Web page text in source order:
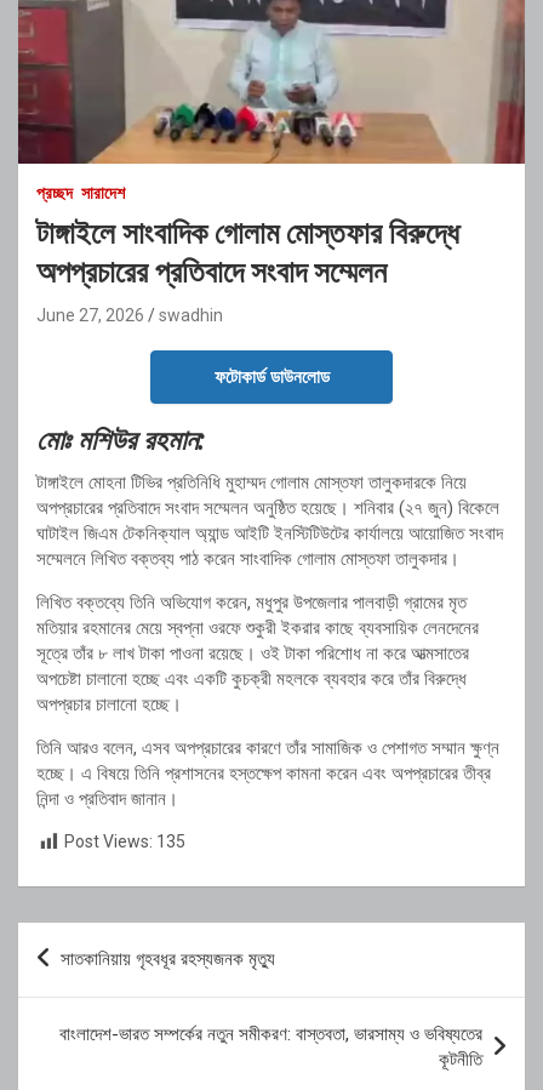
প্রচ্ছদ সারাদেশ
টাঙ্গাইলে সাংবাদিক গোলাম মোস্তফার বিরুদ্ধে
অপপ্রচারের প্রতিবাদে সংবাদ সম্মেলন
June 27, 2026 swadhin
ফটোকার্ড ডাউনলোড
মোঃ মশিউর রহমান:
টাঙ্গাইলে মোহনা টিভির প্রতিনিধি মুহাম্মদ গোলাম মোস্তফা তালুকদারকে নিয়ে
অপপ্রচারের প্রতিবাদে সংবাদ সম্মেলন অনুষ্ঠিত হয়েছে। শনিবার (২৭ জুন) বিকেলে
ঘাটাইল জিএম টেকনিক্যাল অ্যান্ড আইটি ইনস্টিটিউটের কার্যালয়ে আয়োজিত সংবাদ
সম্মেলনে লিখিত বক্তব্য পাঠ করেন সাংবাদিক গোলাম মোস্তফা তালুকদার।
লিখিত বক্তব্যে তিনি অভিযোগ করেন, মধুপুর উপজেলার পালবাড়ী গ্রামের মৃত
মতিয়ার রহমানের মেয়ে স্বপ্না ওরফে শুকুরী ইকরার কাছে ব্যবসায়িক লেনদেনের
সূত্রে তাঁর ৮ লাখ টাকা পাওনা রয়েছে। ওই টাকা পরিশোধ না করে আত্মসাতের
অপচেষ্টা চালানো হচ্ছে এবং একটি কুচক্রী মহলকে ব্যবহার করে তাঁর বিরুদ্ধে
অপপ্রচার চালানো হচ্ছে।
তিনি আরও বলেন, এসব অপপ্রচারের কারণে তাঁর সামাজিক ও পেশাগত সম্মান ক্ষুণ্ন
হচ্ছে। এ বিষয়ে তিনি প্রশাসনের হস্তক্ষেপ কামনা করেন এবং অপপ্রচারের তীব্র
নিন্দা ও প্রতিবাদ জানান।
Post Views: 135
Post
navigation
সাতকানিয়ায় গৃহবধূর রহস্যজনক মৃত্যু
বাংলাদেশ-ভারত সম্পর্কের নতুন সমীকরণ: বাস্তবতা, ভারসাম্য ও ভবিষ্যতের
কূটনীতি